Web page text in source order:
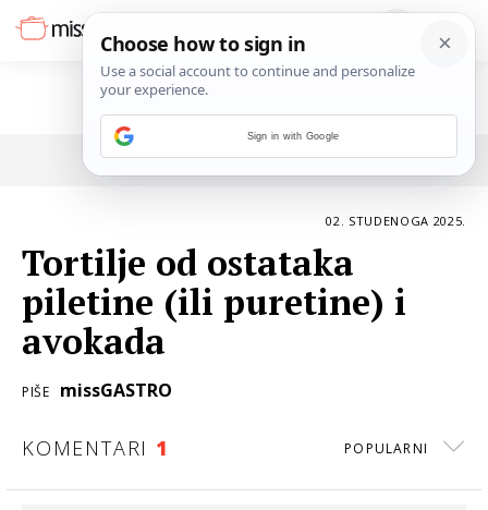
02. STUDENOGA 2025.
Tortilje od ostataka
piletine (ili puretine) i
avokada
PIŠE missGASTRO
POVRATAK NA ČLANAK
KOMENTARI 1 POPULARNI
Sign in with Google